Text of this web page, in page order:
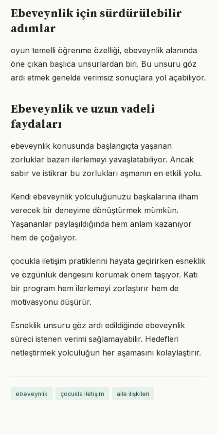
Ebeveynlik için sürdürülebilir
adımlar
oyun temelli öğrenme özelliği, ebeveynlik alanında
öne çıkan başlıca unsurlardan biri. Bu unsuru göz
ardı etmek genelde verimsiz sonuçlara yol açabiliyor.
Ebeveynlik ve uzun vadeli
faydaları
ebeveynlik konusunda başlangıçta yaşanan
zorluklar bazen ilerlemeyi yavaşlatabiliyor. Ancak
sabır ve istikrar bu zorlukları aşmanın en etkili yolu.
Kendi ebeveynlik yolculuğunuzu başkalarına ilham
verecek bir deneyime dönüştürmek mümkün.
Yaşananlar paylaşıldığında hem anlam kazanıyor
hem de çoğalıyor.
çocukla iletişim pratiklerini hayata geçirirken esneklik
ve özgünlük dengesini korumak önem taşıyor. Katı
bir program hem ilerlemeyi zorlaştırır hem de
motivasyonu düşürür.
Esneklik unsuru göz ardı edildiğinde ebeveynlik
süreci istenen verimi sağlamayabilir. Hedefleri
netleştirmek yolculuğun her aşamasını kolaylaştırır.
ebeveynlik çocukla iletişim aile ilişkileri